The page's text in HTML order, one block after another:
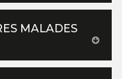
MALADES